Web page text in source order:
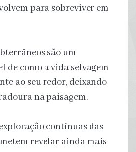
para sobreviver em
são um
de como a vida selvagem
ao seu redor, deixando
na paisagem.
contínuas das
revelar ainda mais